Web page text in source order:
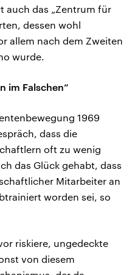
auch das „Zentrum für
dessen wohl
allem nach dem Zweiten
wurde.
im Falschen“
1969
dass die
oft zu wenig
das Glück gehabt, dass
Mitarbeiter an
worden sei, so
riskiere, ungedeckte
von diesem